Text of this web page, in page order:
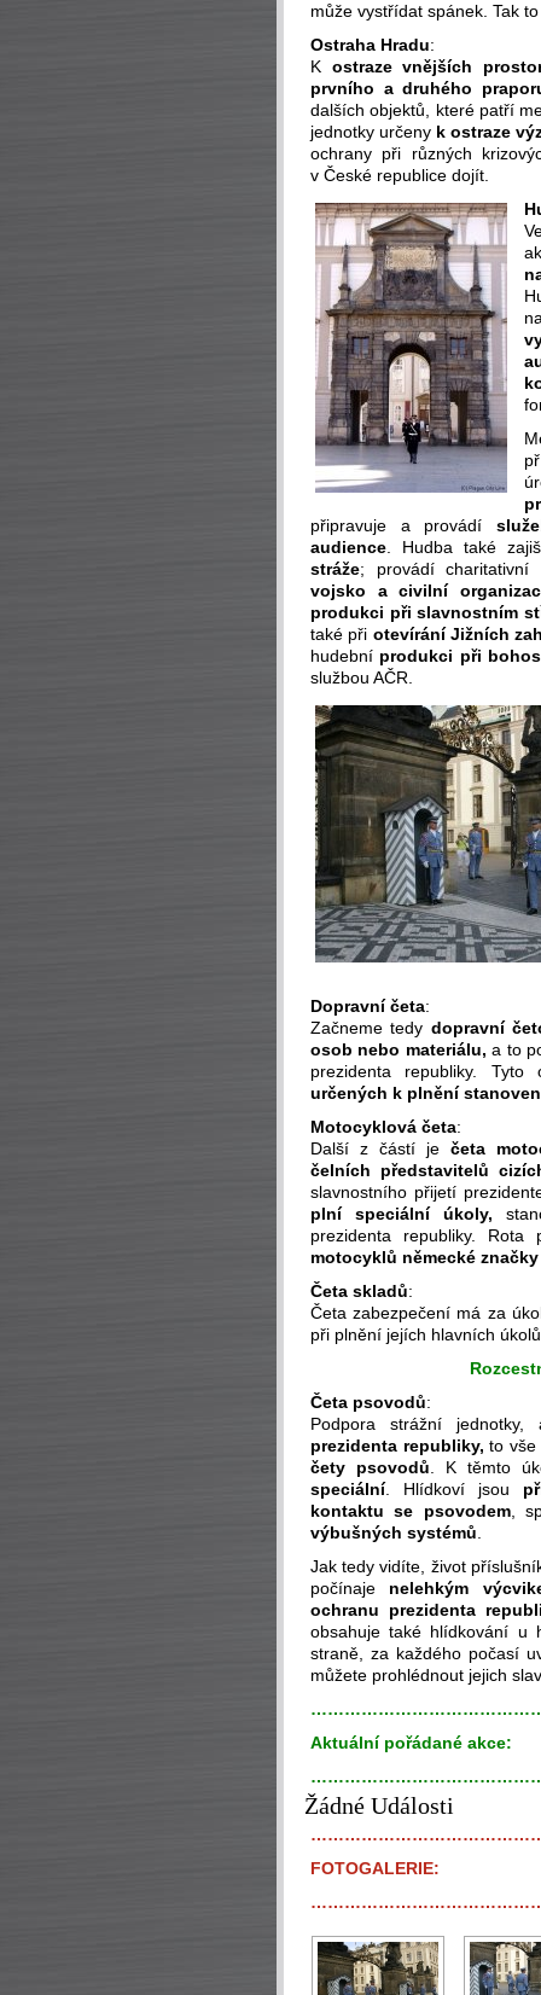
může vystřídat spánek. Tak
Ostraha Hradu:
K ostraze vnějších
prvního a druhého
dalších objektů, které patří
jednotky určeny k ostraze
ochrany při různých
v České republice dojít.
připravuje a provádí
audience . Hudba také
stráže; provádí charitativní
vojsko a civilní
produkci při slavnostním
také při otevírání Jižních
hudební produkci při
službou AČR.
Dopravní četa:
Začneme tedy dopravní
osob nebo materiálu,a to
prezidenta republiky.
určených k plnění
Motocyklová četa:
Další z částí je četa
čelních představitelů
slavnostního přijetí
plní speciální úkoly,
prezidenta republiky. Rota
motocyklů německé značky
Četa skladů:
Četa zabezpečení má za
při plnění jejích hlavních
Četa psovodů:
Podpora strážní
prezidenta republiky, to
čety psovodů . K těmto
speciální. Hlídkoví jsou
kontaktu se psovodem,
výbušných systémů
Jak tedy vidíte, život
počínaje nelehkým
ochranu prezidenta
obsahuje také hlídkování u
straně, za každého počasí
můžete prohlédnout jejich
Aktuální pořádané akce:
Žádné Události
FOTOGALERIE: